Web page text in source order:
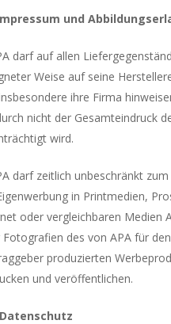
und
darf auf allen
Weise auf seine
ihre Firma
nicht der Gesamteindruck
wird.
darf zeitlich unbeschränkt
in Printmedien,
oder vergleichbaren Medien
Fotografien des von APA für den
produzierten
und veröffentlichen.